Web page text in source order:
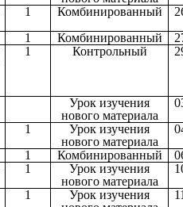
1 Комбинированный
1 Комбинированный
1 Контрольный
Урок изучения
нового материала
1
Урок изучения
нового материала
1 Комбинированный
1
Урок изучения
нового материала
1
Урок изучения